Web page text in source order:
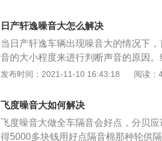
话，可能是水温过高，买冷却液就可
板配合吸音垫，就可以很好解决了。
日产轩逸噪音大怎么解决
当日产轩逸车辆出现噪音大的情况下
音的大小程度来进行判断声音的原因
车窗玻璃和轮胎这些部位。也可到维
尤为显著。轩逸的底盘是车主投诉噪
决得问题。驾驶员在想要降低发动机
等部件有全面的认知。在降低胎噪方
发布时间：2021-11-10 16:43:18 阅读：
飞度噪音大如何解决
飞度噪音大做全车隔音会好点，分贝
得5000多块钱用好点隔音棉那种轮供